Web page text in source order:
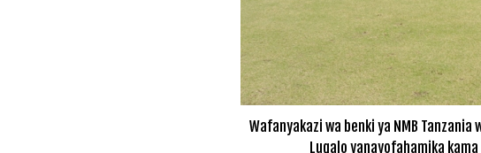
Wafanyakazi wa benki ya NMB
Lugalo yanayofahamika